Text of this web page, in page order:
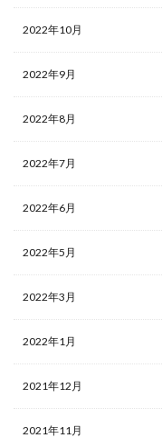
2022年10月
2022年9月
2022年8月
2022年7月
2022年6月
2022年5月
2022年3月
2022年1月
2021年12月
2021年11月